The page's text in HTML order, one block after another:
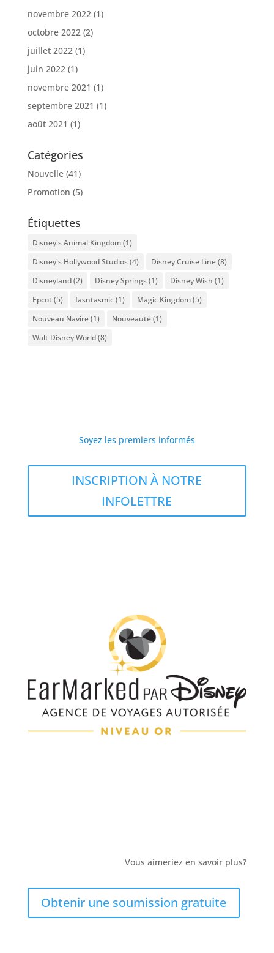
novembre 2022(1)
octobre 2022(2)
juillet 2022(1)
juin 2022(1)
novembre 2021 (1)
septembre 2021 (1)
août 2021 (1)
Catégories
Nouvelle(41)
Promotion (5)
Étiquettes
Disney's Animal Kingdom(1)
Disney's Hollywood Studios(4) Disney Cruise Line(8)
Disneyland(2) Disney Springs(1) Disney Wish (1)
Epcot (5) fasntasmic(1) Magic Kingdom(5)
Nouveau Navire(1) Nouveauté(1)
Walt Disney World(8)
Soyez les premiers informés
INSCRIPTION À NOTRE
INFOLETTRE
Vous aimeriez en savoir plus?
Obtenir une soumission gratuite